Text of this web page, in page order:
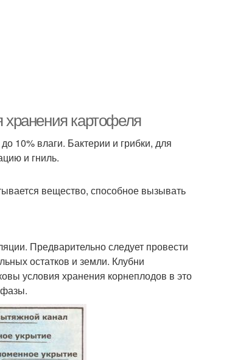
картофеля
10% влаги. Бактерии и грибки, для
и гниль.
вещество, способное вызывать
Предварительно следует провести
остатков и земли. Клубни
условия хранения корнеплодов в это